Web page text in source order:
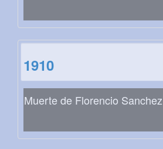
1910
Muerte de Florencio Sanchez